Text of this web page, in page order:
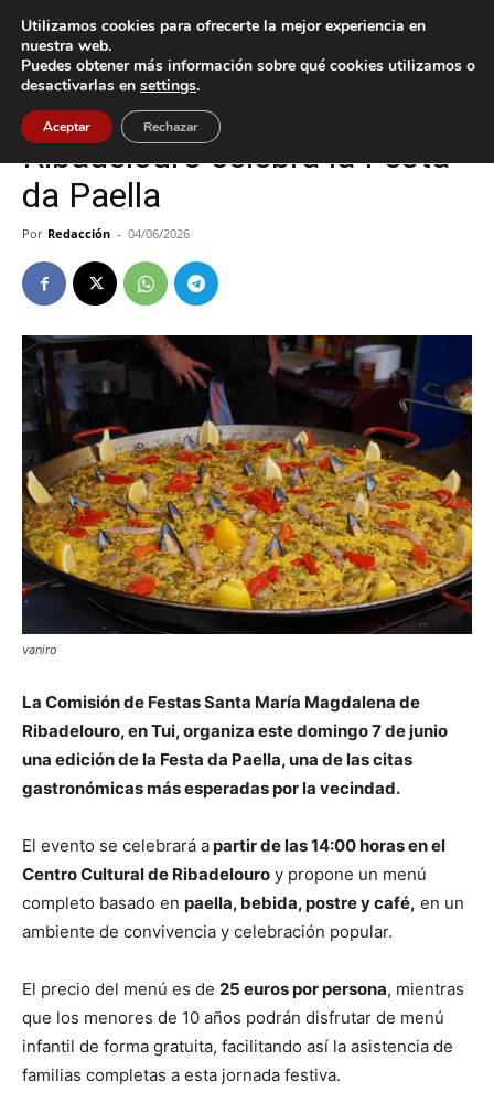
Inicio Cultura / Ocio
Cultura / Ocio Tui
Ribadelouro celebra la Festa
da Paella
Por Redacción - 04/06/2026
vaniro
La Comisión de Festas Santa María Magdalena de
Ribadelouro, en Tui, organiza este domingo 7 de junio
una edición de la Festa da Paella, una de las citas
gastronómicas más esperadas por la vecindad.
El evento se celebrará apartir de las 14:00 horas en el
Centro Cultural de Ribadelouro y propone un menú
completo basado en paella, bebida, postre y café, en un
ambiente de convivencia y celebración popular.
El precio del menú es de 25 euros por persona, mientras
que los menores de 10 años podrán disfrutar de menú
infantil de forma gratuita, facilitando así la asistencia de
familias completas a esta jornada festiva.
Utilizamos cookies para ofrecerte la mejor experiencia en
nuestra web.
Puedes obtener más información sobre qué cookies utilizamos o
desactivarlas en settings.
Aceptar Rechazar